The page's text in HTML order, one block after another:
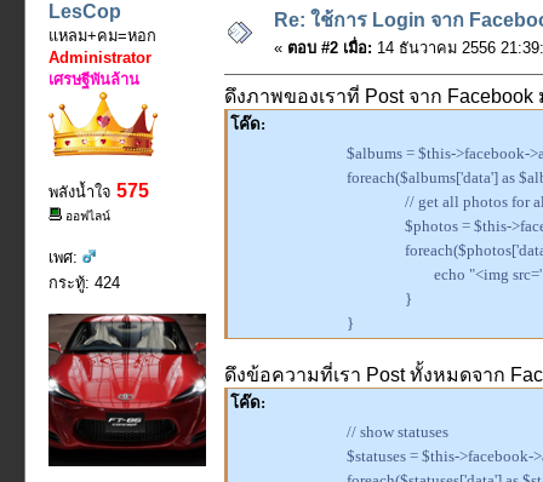
LesCop
แหลม+คม=หอก
Administrator
เศรษฐีพันล้าน
พลังน้ำใจ 575
ออฟไลน์
เพศ:
กระทู้: 424
Re: ใช้การ Login จาก
« ตอบ #2 เมื่อ: 14 ธันวาคม 2556
ดึงภาพของเราที่ Post จาก Facebook
โค๊ด:
$albums = $this->facebook-
foreach($albums['data'] as
// get all photos for
$photos = $this-
echo "<img
}
}
ดึงข้อความที่เรา Post ทั้งหมดจาก
โค๊ด:
// show statuses
$statuses = $this->facebook-